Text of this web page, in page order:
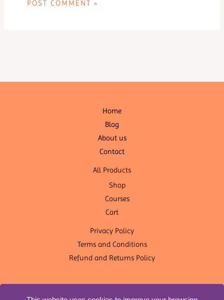
Home
Blog
About us
Contact
All Products
Shop
Courses
Cart
Privacy Policy
Terms and Conditions
Refund and Returns Policy